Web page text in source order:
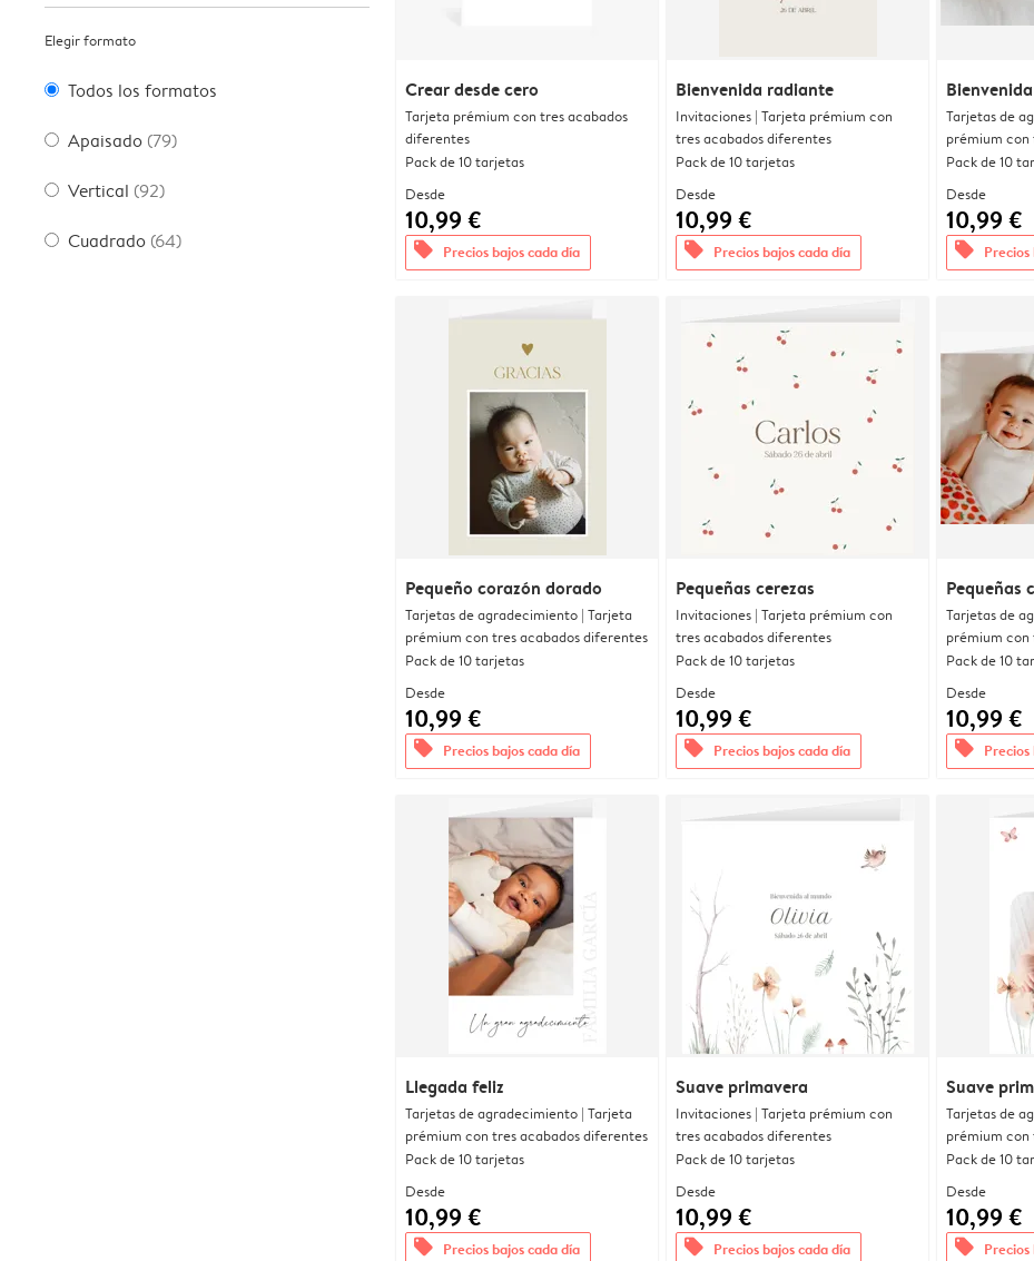
Elegir formato
Todos los formatos
Apaisado (79)
Vertical (92)
Cuadrado (64)
Crear desde cero
Tarjeta prémium con tres acabados
diferentes
Pack de 10 tarjetas
Desde
10,99 €
offers Precios bajos cada día
Bienvenida radiante
Invitaciones | Tarjeta prémium con
tres acabados diferentes
Pack de 10 tarjetas
Desde
10,99 €
offers Precios bajos cada día
Tarjetas de
prémium
Pack de 10
Desde
10,99 €
offers
Pequeño corazón dorado
Tarjetas de agradecimiento | Tarjeta
prémium con tres acabados diferentes
Pack de 10 tarjetas
Desde
10,99 €
offers Precios bajos cada día
Pequeñas cerezas
Invitaciones | Tarjeta prémium con
tres acabados diferentes
Pack de 10 tarjetas
Desde
10,99 €
offers Precios bajos cada día
Pequeñas
Tarjetas de
prémium
Pack de 10
Desde
10,99 €
offers
Llegada feliz
Tarjetas de agradecimiento | Tarjeta
prémium con tres acabados diferentes
Pack de 10 tarjetas
Desde
10,99 €
offers Precios bajos cada día
Suave primavera
Invitaciones | Tarjeta prémium con
tres acabados diferentes
Pack de 10 tarjetas
Desde
10,99 €
offers Precios bajos cada día
Suave
Tarjetas de
prémium
Pack de 10
Desde
10,99 €
offers